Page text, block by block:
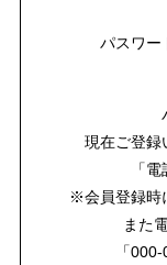
パスワー
現在ご登録
「
※会員登録時
また
「